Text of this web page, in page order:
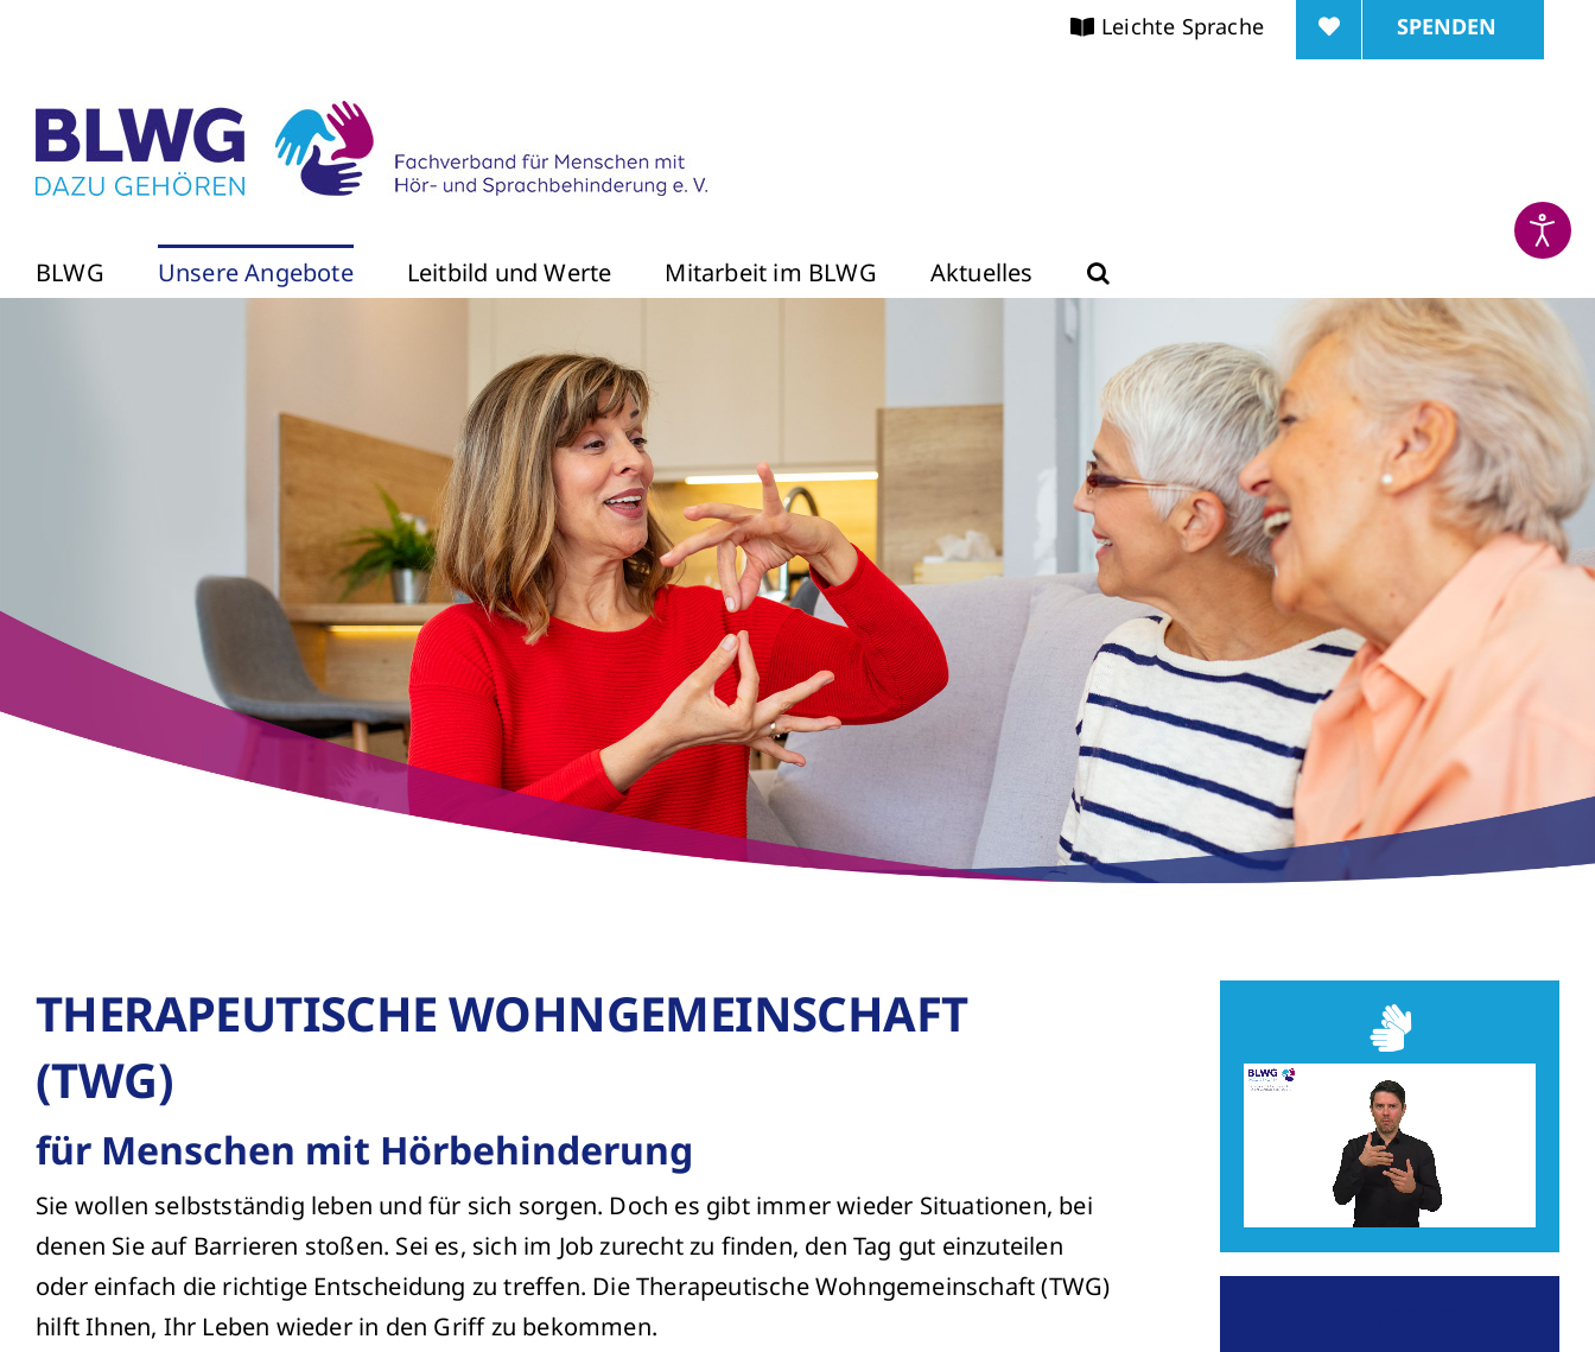
Leichte Sprache SPENDEN
BLWG Unsere Angebote Leitbild und Werte Mitarbeit im BLWG Aktuelles
THERAPEUTISCHE WOHNGEMEINSCHAFT
(TWG)
für Menschen mit Hörbehinderung
Sie wollen selbstständig leben und für sich sorgen. Doch es gibt immer wieder Situationen, bei
denen Sie auf Barrieren stoßen. Sei es, sich im Job zurecht zu finden, den Tag gut einzuteilen
oder einfach die richtige Entscheidung zu treffen. Die Therapeutische Wohngemeinschaft (TWG)
hilft Ihnen, Ihr Leben wieder in den Griff zu bekommen.